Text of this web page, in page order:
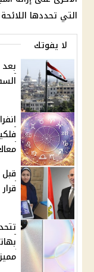
التي تحددها
لا يفوتك